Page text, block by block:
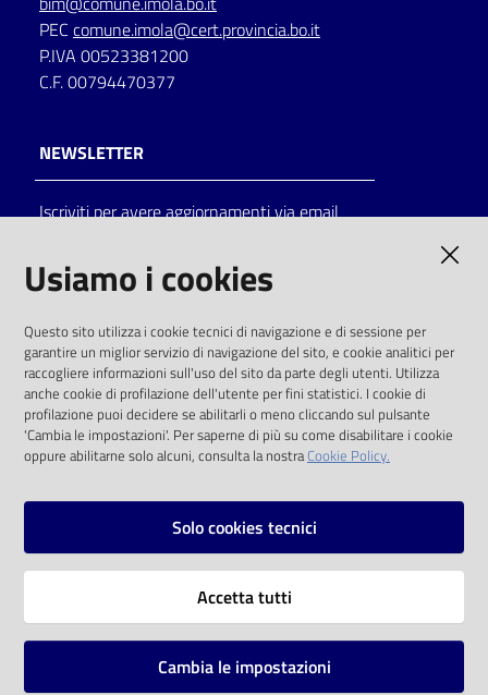
on line
Eventi
Chiedi al
bibliotecario
Avvisi
PEC comune.imola@cert.provincia.bo.it
P.IVA 00523381200
C.F. 00794470377
NEWSLETTER
Iscriviti per avere aggiornamenti via email
solo alle condizioni previste dalla direttiva
comunitaria 2003/98/CE e dal d.lgs. 36/2006
SOCIAL
Instagram
Vai alla pagina
Usiamo i cookies
Questo sito utilizza i cookie tecnici di navigazione e di sessione per
garantire un miglior servizio di navigazione del sito, e cookie analitici per
raccogliere informazioni sull'uso del sito da parte degli utenti. Utilizza
anche cookie di profilazione dell'utente per fini statistici. I cookie di
profilazione puoi decidere se abilitarli o meno cliccando sul pulsante
'Cambia le impostazioni'. Per saperne di più su come disabilitare i cookie
oppure abilitarne solo alcuni, consulta la nostraCookie Policy.
Solo cookies tecnici
Accetta tutti
Cambia le impostazioni